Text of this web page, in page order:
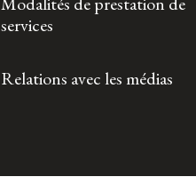
services
Relations avec les médias